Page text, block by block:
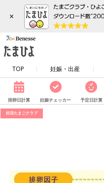
×
TOP 妊娠・出産
排卵日計算 妊娠チェッカー 予定日計算
妊活たまごクラブ